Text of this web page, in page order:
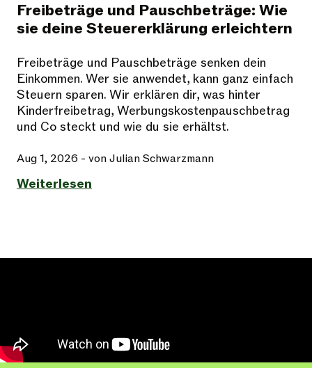
Freibeträge und Pauschbeträge: Wie
sie deine Steuererklärung erleichtern
Freibeträge und Pauschbeträge senken dein
Einkommen. Wer sie anwendet, kann ganz einfach
Steuern sparen. Wir erklären dir, was hinter
Kinderfreibetrag, Werbungskostenpauschbetrag
und Co steckt und wie du sie erhältst.
Aug 1, 2026 - von Julian Schwarzmann
Weiterlesen